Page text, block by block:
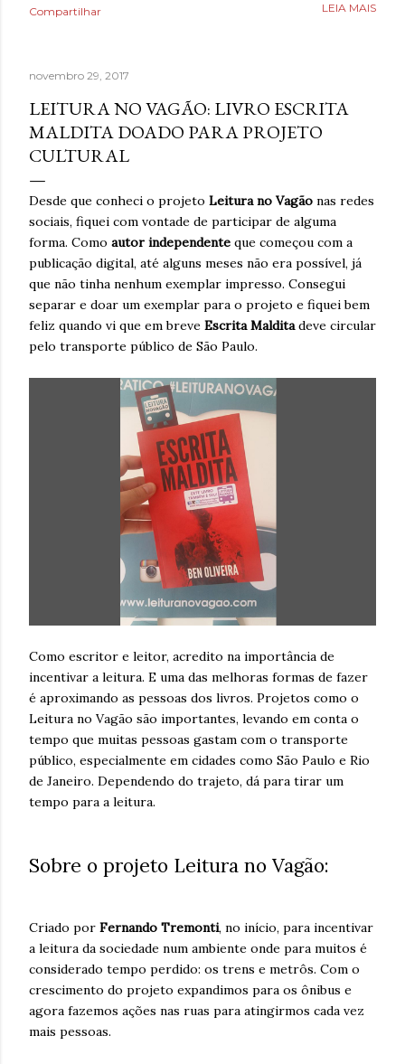
estava mais interessado no quanto havia ganhado de
ansiedade. Estaria mentindo se dissesse que estava
completamente livre do risco de recaída, ninguém estava,
respirava com mais tranquilidade e mesmo nos dias de
ansiedade, aprendera que o cigarro não era a resposta.
Pelo contrário, que criava mais problemas. Um ano
acreditando em si mesmo e confiando no processo. Um
ano sem fumar cigarro. Um ano. *Ben Oliveira é escritor,
formado em jornalismo . Autor do...
Compartilhar LEIA MAIS
novembro 29, 2017
LEITURA NO VAGÃO: LIVRO ESCRITA
MALDITA DOADO PARA PROJETO
CULTURAL
Desde que conheci o projeto Leitura no Vagão nas redes
sociais, fiquei com vontade de participar de alguma
forma. Como autor independente que começou com a
publicação digital, até alguns meses não era possível, já
que não tinha nenhum exemplar impresso. Consegui
separar e doar um exemplar para o projeto e fiquei bem
feliz quando vi que em breve Escrita Malditadeve circular
pelo transporte público de São Paulo.
Como escritor e leitor, acredito na importância de
incentivar a leitura. E uma das melhoras formas de fazer
é aproximando as pessoas dos livros. Projetos como o
Leitura no Vagão são importantes, levando em conta o
tempo que muitas pessoas gastam com o transporte
público, especialmente em cidades como São Paulo e Rio
de Janeiro. Dependendo do trajeto, dá para tirar um
tempo para a leitura.
Sobre o projeto Leitura no Vagão:
Criado por Fernando Tremonti, no início, para incentivar
a leitura da sociedade num ambiente onde para muitos é
considerado tempo perdido: os trens e metrôs. Com o
crescimento do projeto expandimos para os ônibus e
agora fazemos ações nas ruas para atingirmos cada vez
mais pessoas.